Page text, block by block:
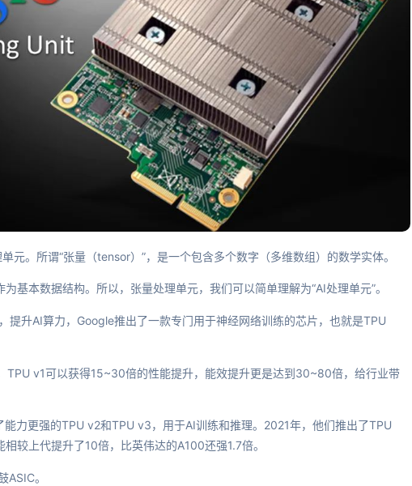
。所谓“张量（tensor）”，是一个包含多个数字（多维数组）的数学实体。
基本数据结构。所以，张量处理单元，我们可以简单理解为“AI处理单元”。
提升AI算力，Google推出了一款专门用于神经网络训练的芯片，也就是TPU
TPU v1可以获得15~30倍的性能提升，能效提升更是达到30~80倍，给行业带
力更强的TPU v2和TPU v3，用于AI训练和推理。2021年，他们推出了TPU
较上代提升了10倍，比英伟达的A100还强1.7倍。
。